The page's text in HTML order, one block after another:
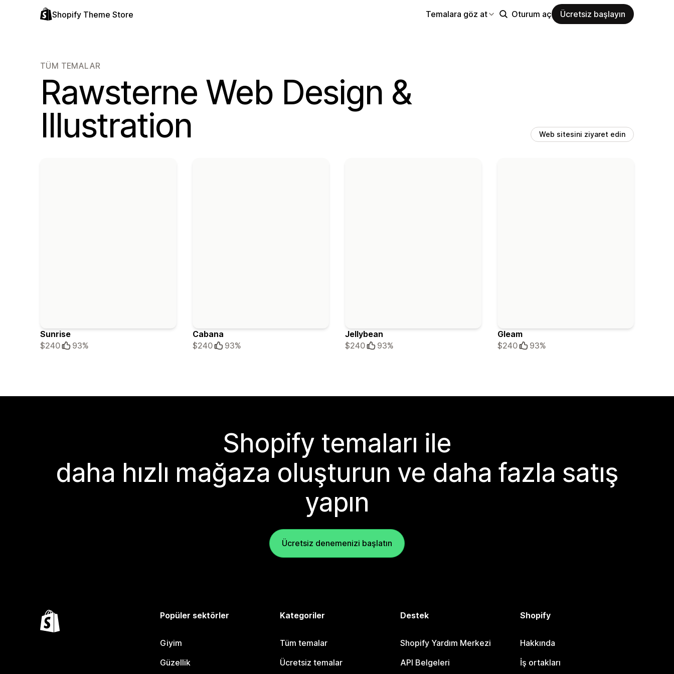
Shopify Theme Store Temalara göz at Oturum aç Ücretsiz başlayın
TÜM TEMALAR
Rawsterne Web Design &
Illustration
Web sitesini ziyaret edin
Sunrise
$240
93%
Cabana
$240
93%
Jellybean
$240
93%
Gleam
$240
93%
Shopify temaları ile
daha hızlı mağaza oluşturun ve daha fazla satış
yapın
Ücretsiz denemenizi başlatın
Popüler sektörler
Giyim
Güzellik
Kategoriler
Tüm temalar
Ücretsiz temalar
Destek
Shopify Yardım Merkezi
API Belgeleri
Shopify
Hakkında
İş ortakları